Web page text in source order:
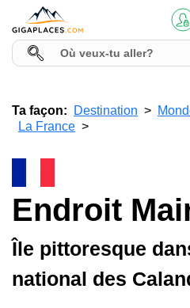
Ta façon: Destination
La France
Endroit
Île pittoresque
national des